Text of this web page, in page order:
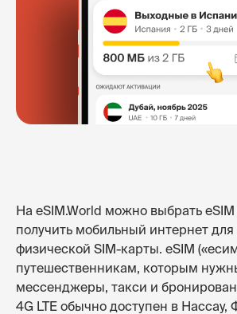
На eSIM.World можно выбрать
получить мобильный интернет для
физической SIM-карты. eSIM
путешественникам, которым
мессенджеры, такси и
4G LTE обычно доступен в Нассау,